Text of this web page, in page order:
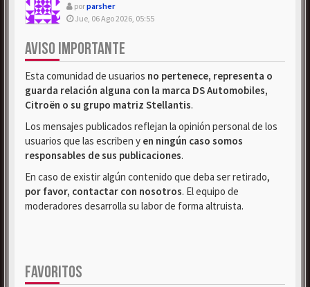
porparsher
Jue, 06 Ago 2026, 05:55
AVISO IMPORTANTE
Esta comunidad de usuarios no pertenece, representa o
guarda relación alguna con la marca DS Automobiles,
Citroën o su grupo matriz Stellantis.
Los mensajes publicados reflejan la opinión personal de los
usuarios que las escriben y en ningún caso somos
responsables de sus publicaciones.
En caso de existir algún contenido que deba ser retirado,
por favor, contactar con nosotros. El equipo de
moderadores desarrolla su labor de forma altruista.
FAVORITOS